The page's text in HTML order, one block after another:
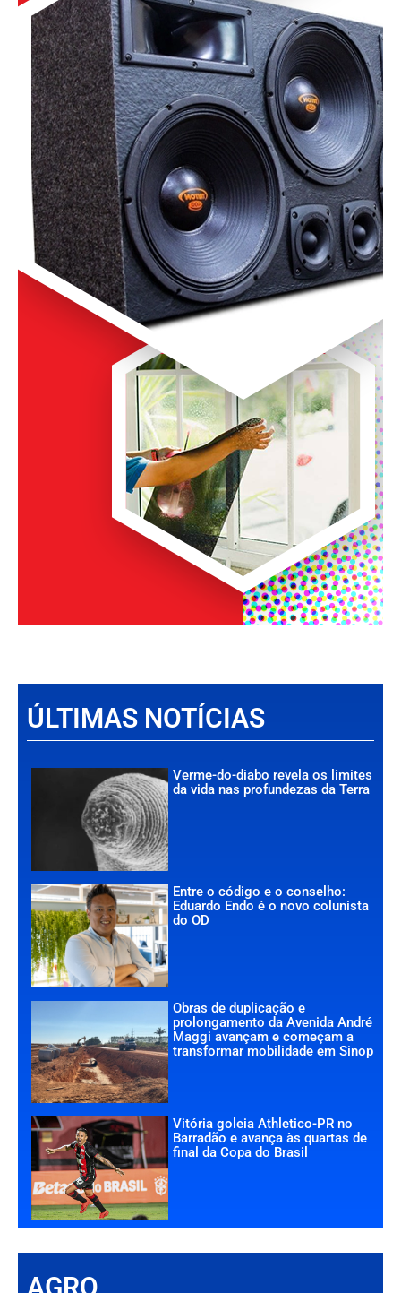
ÚLTIMAS NOTÍCIAS
Verme-do-diabo revela os limites
da vida nas profundezas da Terra
Entre o código e o conselho:
Eduardo Endo é o novo colunista
do OD
Obras de duplicação e
prolongamento da Avenida André
Maggi avançam e começam a
transformar mobilidade em Sinop
Vitória goleia Athletico-PR no
Barradão e avança às quartas de
final da Copa do Brasil